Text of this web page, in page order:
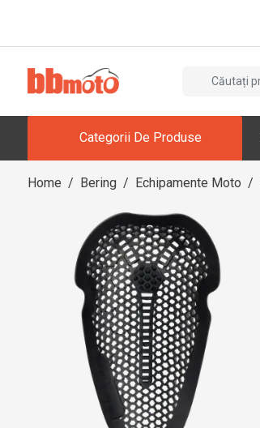
Categorii De Produse
Home / Bering / Echipamente Moto /